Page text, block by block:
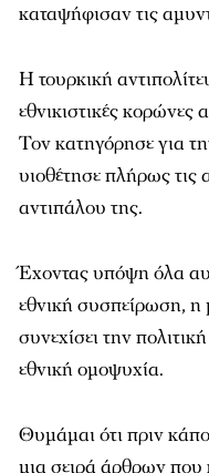
καταψήφισαν τις
Η τουρκική
εθνικιστικές κορώνες
Τον κατηγόρησε για
υιοθέτησε πλήρως τις
αντιπάλου της.
Έχοντας υπόψη όλα
εθνική συσπείρωση, η
συνεχίσει την
εθνική ομοψυχία.
Θυμάμαι ότι πριν
μια σειρά άρθρων